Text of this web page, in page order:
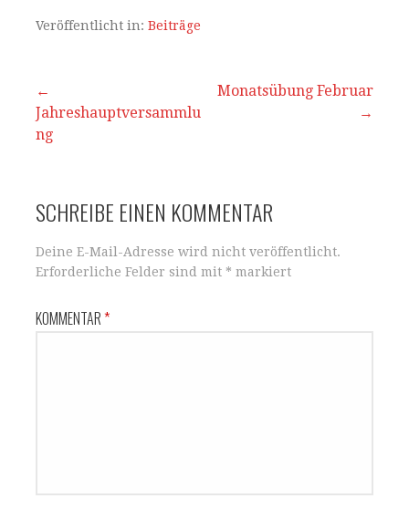
s
p
e
o
l
n
Veröffentlicht in: Beiträge
Beitrags-
Navigation
←
Jahreshauptversammlu
ng
Monatsübung Februar
→
SCHREIBE EINEN KOMMENTAR
Deine E-Mail-Adresse wird nicht veröffentlicht.
Erforderliche Felder sind mit * markiert
KOMMENTAR*